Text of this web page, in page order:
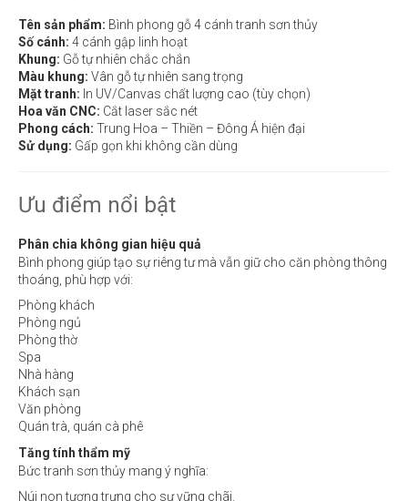
Tên sản phẩm: Bình phong gỗ 4 cánh tranh sơn thủy
Số cánh: 4 cánh gập linh hoạt
Khung: Gỗ tự nhiên chắc chắn
Màu khung: Vân gỗ tự nhiên sang trọng
Mặt tranh: In UV/Canvas chất lượng cao (tùy chọn)
Hoa văn CNC: Cắt laser sắc nét
Phong cách: Trung Hoa – Thiền – Đông Á hiện đại
Sử dụng: Gấp gọn khi không cần dùng
Ưu điểm nổi bật
Phân chia không gian hiệu quả
Bình phong giúp tạo sự riêng tư mà vẫn giữ cho căn phòng thông
thoáng, phù hợp với:
Phòng khách
Phòng ngủ
Phòng thờ
Spa
Nhà hàng
Khách sạn
Văn phòng
Quán trà, quán cà phê
Tăng tính thẩm mỹ
Bức tranh sơn thủy mang ý nghĩa:
Núi non tượng trưng cho sự vững chãi.